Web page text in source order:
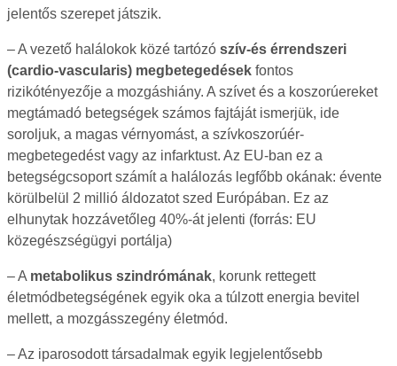
jelentős szerepet játszik.
– A vezető halálokok közé tartózó szív-és érrendszeri
(cardio-vascularis) megbetegedések fontos
rizikótényezője a mozgáshiány. A szívet és a koszorúereket
megtámadó betegségek számos fajtáját ismerjük, ide
soroljuk, a magas vérnyomást, a szívkoszorúér-
megbetegedést vagy az infarktust. Az EU-ban ez a
betegségcsoport számít a halálozás legfőbb okának: évente
körülbelül 2 millió áldozatot szed Európában. Ez az
elhunytak hozzávetőleg 40%-át jelenti (forrás: EU
közegészségügyi portálja)
– A metabolikus szindrómának, korunk rettegett
életmódbetegségének egyik oka a túlzott energia bevitel
mellett, a mozgásszegény életmód.
– Az iparosodott társadalmak egyik legjelentősebb